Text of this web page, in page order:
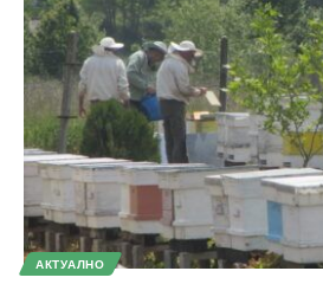
АКТУАЛНО